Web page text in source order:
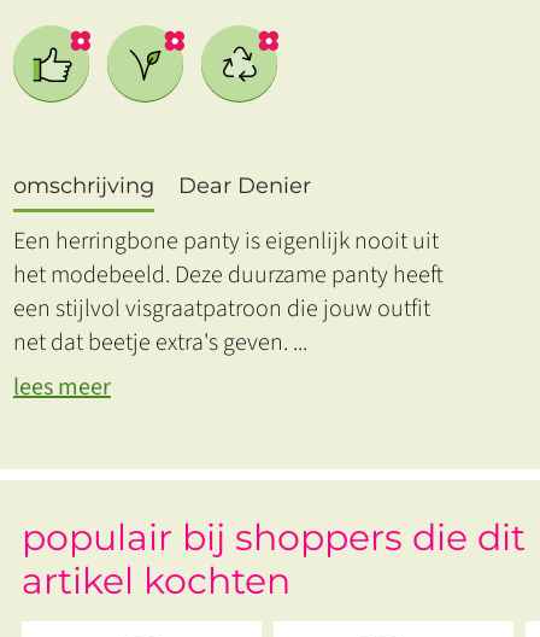
omschrijving Dear Denier
Een herringbone panty is eigenlijk nooit uit
het modebeeld. Deze duurzame panty heeft
een stijlvol visgraatpatroon die jouw outfit
net dat beetje extra's geven. ...
lees meer
populair bij shoppers die dit
artikel kochten